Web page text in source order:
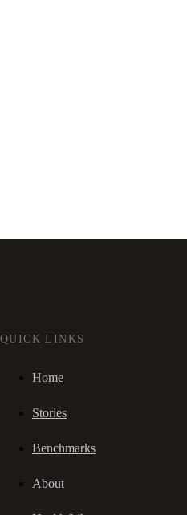
QUICK LINKS
Home
Stories
Benchmarks
About